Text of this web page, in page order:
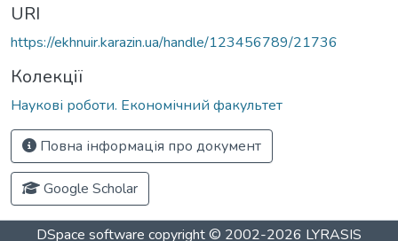
URI
https://ekhnuir.karazin.ua/handle/123456789/21736
Колекції
Наукові роботи. Економічний факультет
Повна інформація про документ
Google Scholar
DSpace software copyright © 2002-2026 LYRASIS